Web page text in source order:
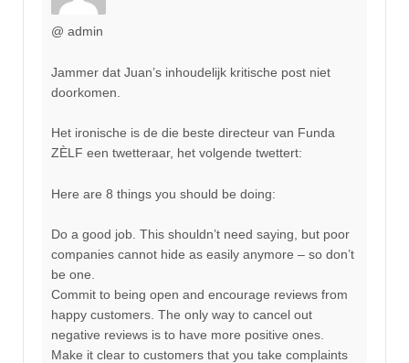
@ admin
Jammer dat Juan’s inhoudelijk kritische post niet
doorkomen.
Het ironische is de die beste directeur van Funda
ZÈLF een twetteraar, het volgende twettert:
Here are 8 things you should be doing:
Do a good job. This shouldn’t need saying, but poor
companies cannot hide as easily anymore – so don’t
be one.
Commit to being open and encourage reviews from
happy customers. The only way to cancel out
negative reviews is to have more positive ones.
Make it clear to customers that you take complaints